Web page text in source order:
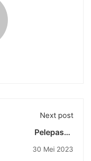
Next post
Pelepasan
Universitas
30 Mei 2023